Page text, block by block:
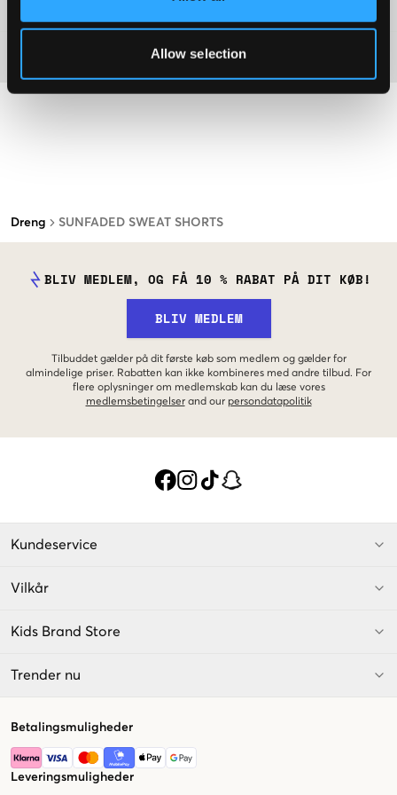
Allow selection
Dreng SUNFADED SWEAT SHORTS
BLIV MEDLEM, OG FÅ 10 % RABAT PÅ DIT KØB!
BLIV MEDLEM
Tilbuddet gælder på dit første køb som medlem og gælder for
almindelige priser. Rabatten kan ikke kombineres med andre tilbud. For
flere oplysninger om medlemskab kan du læse vores
medlemsbetingelser and our persondatapolitik
Kundeservice
Vilkår
Kids Brand Store
Trender nu
Betalingsmuligheder
Leveringsmuligheder